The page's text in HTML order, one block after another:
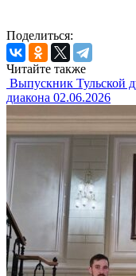
Поделиться:
Читайте также
Выпускник Тульской
диакона 02.06.2026